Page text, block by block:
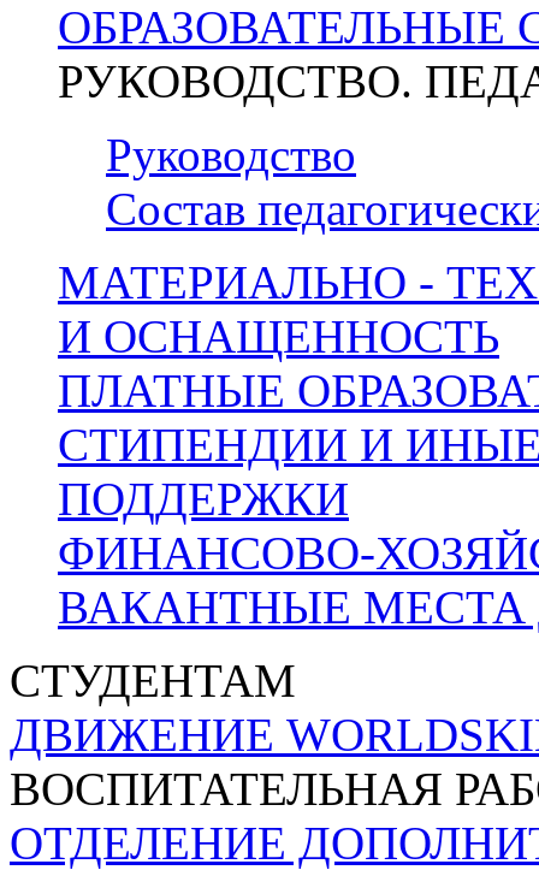
ОБРАЗОВАТЕЛЬНЫЕ
РУКОВОДСТВО.
Руководство
Состав
МАТЕРИАЛЬНО -
И ОСНАЩЕННОСТЬ
ПЛАТНЫЕ
СТИПЕНДИИ И
ПОДДЕРЖКИ
ФИНАНСОВО-
ВАКАНТНЫЕ МЕСТА
СТУДЕНТАМ
ДВИЖЕНИЕ
ВОСПИТАТЕЛЬНАЯ
ОТДЕЛЕНИЕ